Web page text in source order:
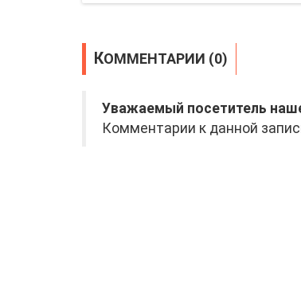
КОММЕНТАРИИ (0)
Уважаемый посетитель
Комментарии к данной